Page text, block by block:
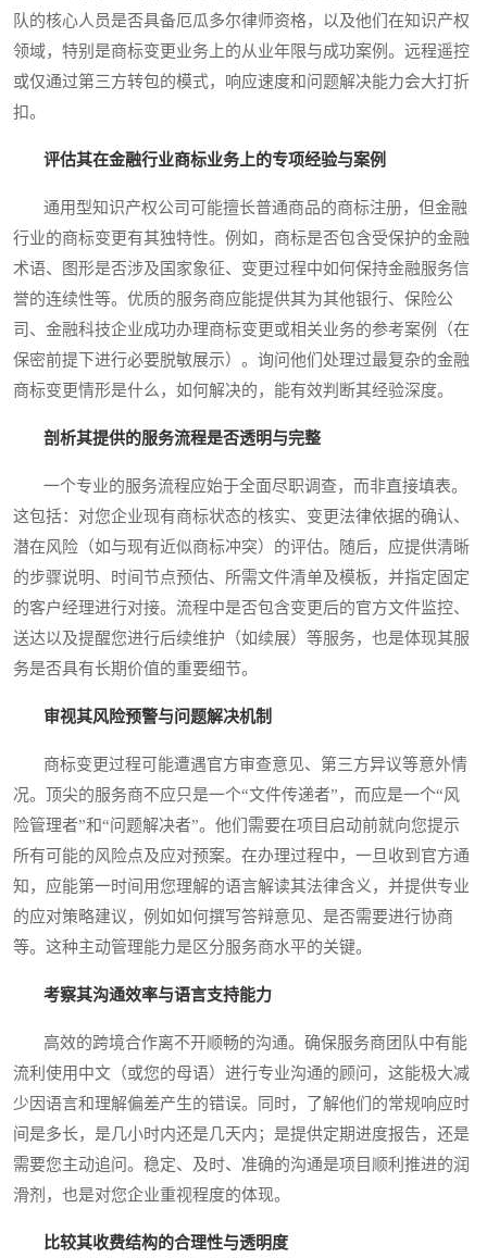
队的核心人员是否具备厄瓜多尔律师资格，以及他们在知识产权
领域，特别是商标变更业务上的从业年限与成功案例。远程遥控
或仅通过第三方转包的模式，响应速度和问题解决能力会大打折
扣。
评估其在金融行业商标业务上的专项经验与案例
通用型知识产权公司可能擅长普通商品的商标注册，但金融
行业的商标变更有其独特性。例如，商标是否包含受保护的金融
术语、图形是否涉及国家象征、变更过程中如何保持金融服务信
誉的连续性等。优质的服务商应能提供其为其他银行、保险公
司、金融科技企业成功办理商标变更或相关业务的参考案例（在
保密前提下进行必要脱敏展示）。询问他们处理过最复杂的金融
商标变更情形是什么，如何解决的，能有效判断其经验深度。
剖析其提供的服务流程是否透明与完整
一个专业的服务流程应始于全面尽职调查，而非直接填表。
这包括：对您企业现有商标状态的核实、变更法律依据的确认、
潜在风险（如与现有近似商标冲突）的评估。随后，应提供清晰
的步骤说明、时间节点预估、所需文件清单及模板，并指定固定
的客户经理进行对接。流程中是否包含变更后的官方文件监控、
送达以及提醒您进行后续维护（如续展）等服务，也是体现其服
务是否具有长期价值的重要细节。
审视其风险预警与问题解决机制
商标变更过程可能遭遇官方审查意见、第三方异议等意外情
况。顶尖的服务商不应只是一个“文件传递者”，而应是一个“风
险管理者”和“问题解决者”。他们需要在项目启动前就向您提示
所有可能的风险点及应对预案。在办理过程中，一旦收到官方通
知，应能第一时间用您理解的语言解读其法律含义，并提供专业
的应对策略建议，例如如何撰写答辩意见、是否需要进行协商
等。这种主动管理能力是区分服务商水平的关键。
考察其沟通效率与语言支持能力
高效的跨境合作离不开顺畅的沟通。确保服务商团队中有能
流利使用中文（或您的母语）进行专业沟通的顾问，这能极大减
少因语言和理解偏差产生的错误。同时，了解他们的常规响应时
间是多长，是几小时内还是几天内；是提供定期进度报告，还是
需要您主动追问。稳定、及时、准确的沟通是项目顺利推进的润
滑剂，也是对您企业重视程度的体现。
比较其收费结构的合理性与透明度